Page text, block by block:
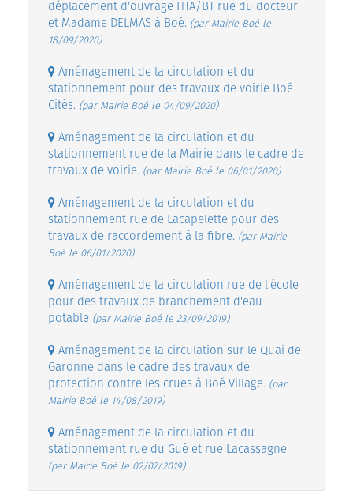
déplacement d'ouvrage HTA/BT rue du docteur
et Madame DELMAS à Boé. (par Mairie Boé le
18/09/2020)
Aménagement de la circulation et du
stationnement pour des travaux de voirie Boé
Cités. (par Mairie Boé le 04/09/2020)
Aménagement de la circulation et du
stationnement rue de la Mairie dans le cadre de
travaux de voirie. (par Mairie Boé le 06/01/2020)
Aménagement de la circulation et du
stationnement rue de Lacapelette pour des
travaux de raccordement à la fibre. (par Mairie
Boé le 06/01/2020)
Aménagement de la circulation rue de l'école
pour des travaux de branchement d'eau
potable (par Mairie Boé le 23/09/2019)
Aménagement de la circulation sur le Quai de
Garonne dans le cadre des travaux de
protection contre les crues à Boé Village. (par
Mairie Boé le 14/08/2019)
Aménagement de la circulation et du
stationnement rue du Gué et rue Lacassagne
(par Mairie Boé le 02/07/2019)